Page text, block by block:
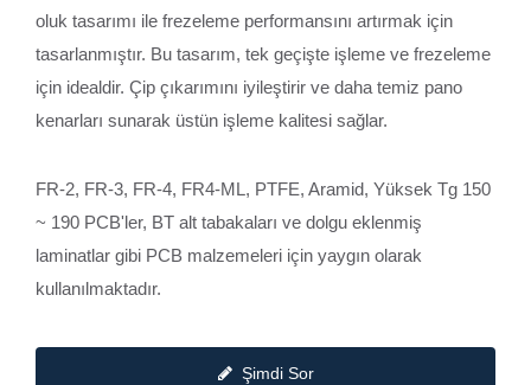
oluk tasarımı ile frezeleme performansını artırmak için
tasarlanmıştır. Bu tasarım, tek geçişte işleme ve frezeleme
için idealdir. Çip çıkarımını iyileştirir ve daha temiz pano
kenarları sunarak üstün işleme kalitesi sağlar.
FR-2, FR-3, FR-4, FR4-ML, PTFE, Aramid, Yüksek Tg 150
~ 190 PCB'ler, BT alt tabakaları ve dolgu eklenmiş
laminatlar gibi PCB malzemeleri için yaygın olarak
kullanılmaktadır.
Şimdi Sor